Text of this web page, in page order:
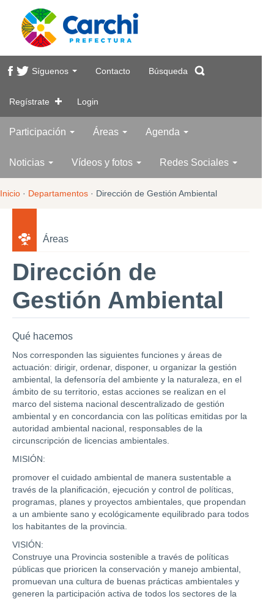
Síguenos Contacto Búsqueda
Regístrate Login
Participación Áreas Agenda
Noticias Vídeos y fotos Redes Sociales
Inicio · Departamentos · Dirección de Gestión Ambiental
Áreas
Dirección de
Gestión Ambiental
Qué hacemos
Nos corresponden las siguientes funciones y áreas de
actuación: dirigir, ordenar, disponer, u organizar la gestión
ambiental, la defensoría del ambiente y la naturaleza, en el
ámbito de su territorio, estas acciones se realizan en el
marco del sistema nacional descentralizado de gestión
ambiental y en concordancia con las políticas emitidas por la
autoridad ambiental nacional, responsables de la
circunscripción de licencias ambientales.
MISIÓN:
promover el cuidado ambiental de manera sustentable a
través de la planificación, ejecución y control de políticas,
programas, planes y proyectos ambientales, que propendan
a un ambiente sano y ecológicamente equilibrado para todos
los habitantes de la provincia.
VISIÓN:
Construye una Provincia sostenible a través de políticas
públicas que prioricen la conservación y manejo ambiental,
promuevan una cultura de buenas prácticas ambientales y
generen la participación activa de todos los sectores de la